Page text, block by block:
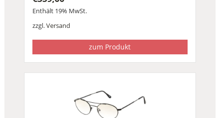
Enthält 19% MwSt.
zzgl.Versand
zum Produkt